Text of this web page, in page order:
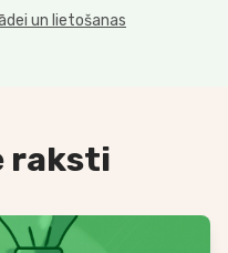
un lietošanas
raksti